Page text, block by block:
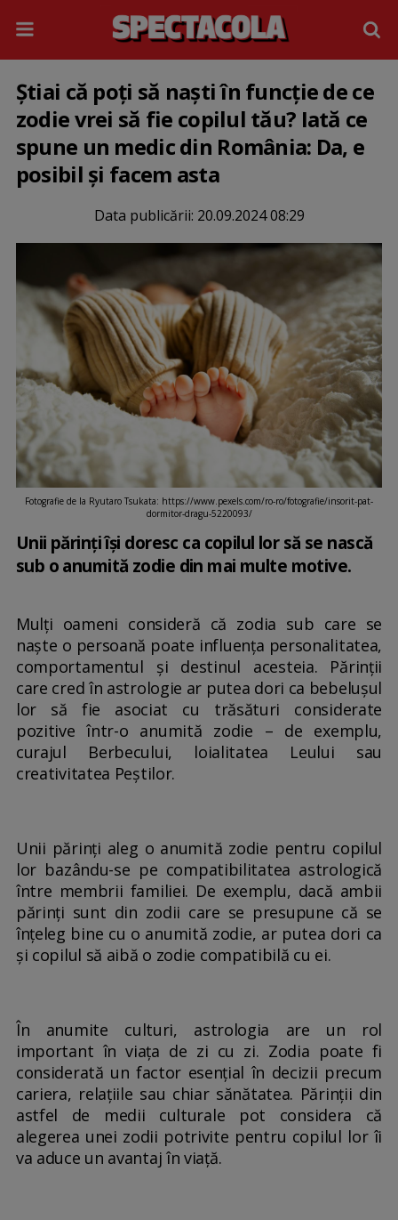
Știai că poți să naști în funcție de ce
zodie vrei să fie copilul tău? Iată ce
spune un medic din România: Da, e
posibil și facem asta
Data publicării: 20.09.2024 08:29
Fotografie de la Ryutaro Tsukata: https://www.pexels.com/ro-ro/fotografie/insorit-pat-
dormitor-dragu-5220093/
Unii părinți își doresc ca copilul lor să se nască
sub o anumită zodie din mai multe motive.
Mulți oameni consideră că zodia sub care se
naște o persoană poate influența personalitatea,
comportamentul și destinul acesteia. Părinții
care cred în astrologie ar putea dori ca bebelușul
lor să fie asociat cu trăsături considerate
pozitive într-o anumită zodie – de exemplu,
curajul Berbecului, loialitatea Leului sau
creativitatea Peștilor.
Unii părinți aleg o anumită zodie pentru copilul
lor bazându-se pe compatibilitatea astrologică
între membrii familiei. De exemplu, dacă ambii
părinți sunt din zodii care se presupune că se
înțeleg bine cu o anumită zodie, ar putea dori ca
și copilul să aibă o zodie compatibilă cu ei.
În anumite culturi, astrologia are un rol
important în viața de zi cu zi. Zodia poate fi
considerată un factor esențial în decizii precum
cariera, relațiile sau chiar sănătatea. Părinții din
astfel de medii culturale pot considera că
alegerea unei zodii potrivite pentru copilul lor îi
va aduce un avantaj în viață.